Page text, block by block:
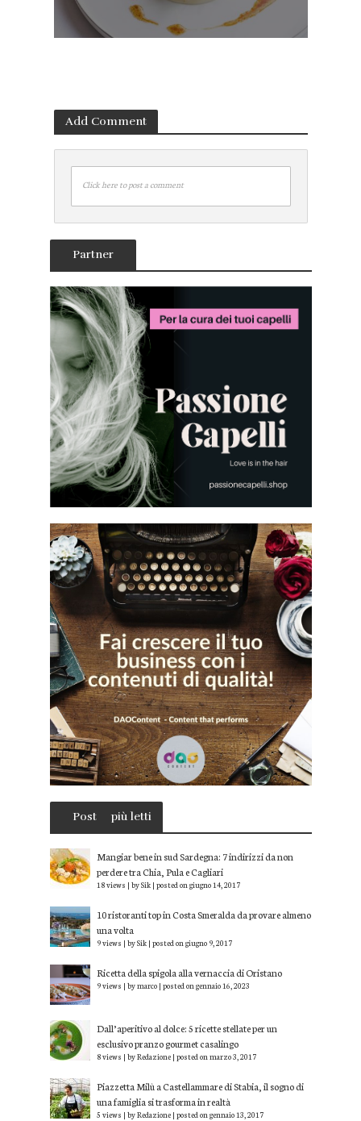
Add Comment
Click here to post a comment
Partner
Post più letti
Mangiar bene in sud Sardegna: 7 indirizzi da non
perdere tra Chia, Pula e Cagliari
18 views |bySik |posted on giugno 14, 2017
10 ristoranti top in Costa Smeralda da provare almeno
una volta
9 views |bySik |posted on giugno 9, 2017
Ricetta della spigola alla vernaccia di Oristano
9 views |bymarco |posted on gennaio 16, 2023
Dall’aperitivo al dolce: 5 ricette stellate per un
esclusivo pranzo gourmet casalingo
8 views |byRedazione |posted on marzo 3, 2017
Piazzetta Milù a Castellammare di Stabia, il sogno di
una famiglia si trasforma in realtà
5 views |byRedazione |posted on gennaio 13, 2017